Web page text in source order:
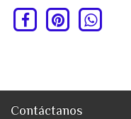
Contáctanos